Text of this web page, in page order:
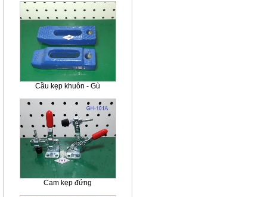
Cầu kẹp khuôn - Gù
Cam kẹp đứng